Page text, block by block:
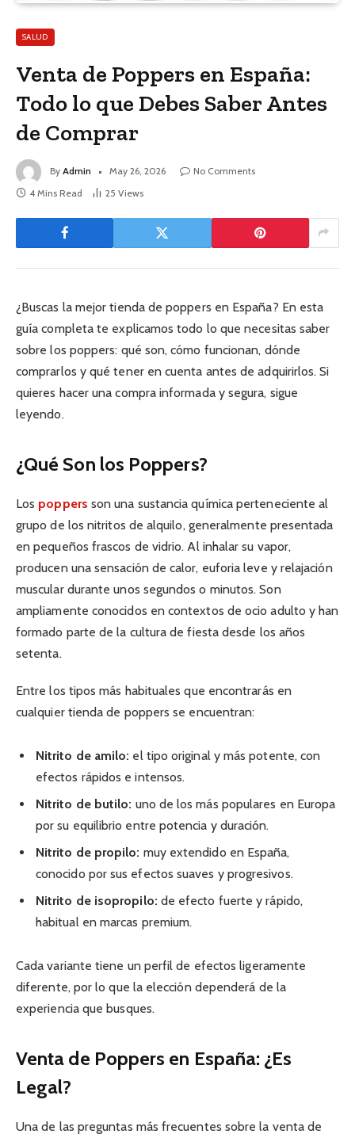
SALUD
Venta de Poppers en España:
Todo lo que Debes Saber Antes
de Comprar
By Admin May 26, 2026
No Comments
4 Mins Read
25 Views
¿Buscas la mejor tienda de poppers en España? En esta
guía completa te explicamos todo lo que necesitas saber
sobre los poppers: qué son, cómo funcionan, dónde
comprarlos y qué tener en cuenta antes de adquirirlos. Si
quieres hacer una compra informada y segura, sigue
leyendo.
¿Qué Son los Poppers?
Los poppers son una sustancia química perteneciente al
grupo de los nitritos de alquilo, generalmente presentada
en pequeños frascos de vidrio. Al inhalar su vapor,
producen una sensación de calor, euforia leve y relajación
muscular durante unos segundos o minutos. Son
ampliamente conocidos en contextos de ocio adulto y han
formado parte de la cultura de fiesta desde los años
setenta.
Entre los tipos más habituales que encontrarás en
cualquier tienda de poppers se encuentran:
Nitrito de amilo: el tipo original y más potente, con
efectos rápidos e intensos.
Nitrito de butilo: uno de los más populares en Europa
por su equilibrio entre potencia y duración.
Nitrito de propilo: muy extendido en España,
conocido por sus efectos suaves y progresivos.
Nitrito de isopropilo: de efecto fuerte y rápido,
habitual en marcas premium.
Cada variante tiene un perfil de efectos ligeramente
diferente, por lo que la elección dependerá de la
experiencia que busques.
Venta de Poppers en España: ¿Es
Legal?
Una de las preguntas más frecuentes sobre la venta de